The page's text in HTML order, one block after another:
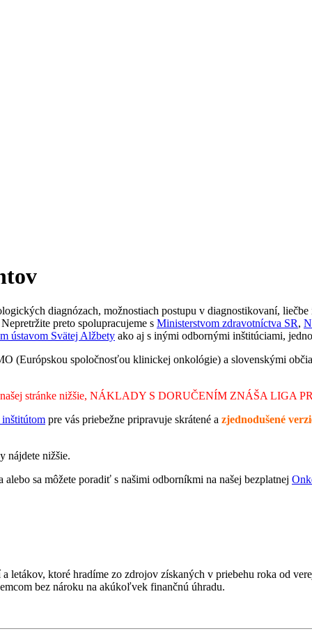
diagnózach, možnostiach postupu v diagnostikovaní,
preto spolupracujeme s Ministerstvom zdravotníctva SR,
ústavom Svätej Alžbety ako aj s inými odbornými inštitúciami,
(Európskou spoločnosťou klinickej onkológie) a slovenskými
stránke nižšie, NÁKLADY S DORUČENÍM ZNÁŠA LIGA
pre vás priebežne pripravuje skrátené a zjednodušené
nájdete nižšie.
sa môžete poradiť s našimi odborníkmi na našej bezplatnej
ktoré hradíme zo zdrojov získaných v priebehu roka od
bez nároku na akúkoľvek finančnú úhradu.